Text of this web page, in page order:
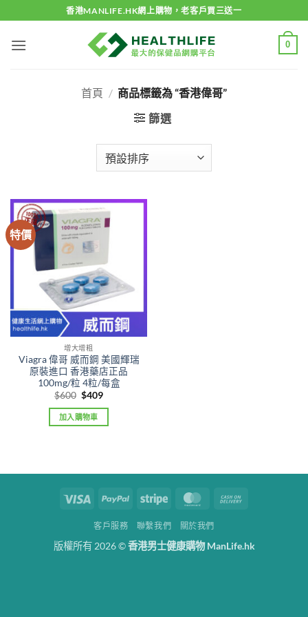
to
content
香港MANLIFE.HK網上購物，老客戶買三送一
0
首頁 / 商品標籤為 “香港偉哥”
篩選
特價
增大增粗
Viagra 偉哥 威而鋼 美國輝瑞
原裝進口 香港藥店正品
100mg/粒 4粒/每盒
$600 Original
was:
$600.
$409Current
is:
加入購物車
Visa PayPal Stripe MasterCard
客戶服務 聯繫我們 關於我們
版權所有 2026 ©香港男士健康購物 ManLife.hk